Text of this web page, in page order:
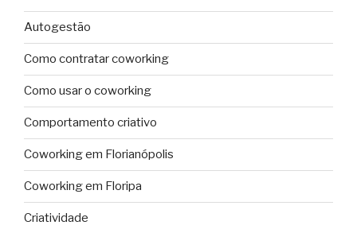
Autogestão
Como contratar coworking
Como usar o coworking
Comportamento criativo
Coworking em Florianópolis
Coworking em Floripa
Criatividade